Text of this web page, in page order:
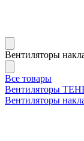
Вентиляторы
Все товары
Вентиляторы
Вентиляторы